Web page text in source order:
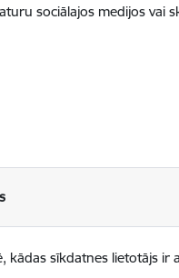
sociālajos medijos vai
kādas sīkdatnes lietotājs ir